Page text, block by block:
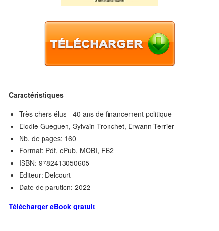
Caractéristiques
Très chers élus - 40 ans de financement politique
Elodie Gueguen, Sylvain Tronchet, Erwann Terrier
Nb. de pages: 160
Format: Pdf, ePub, MOBI, FB2
ISBN: 9782413050605
Editeur: Delcourt
Date de parution: 2022
Télécharger eBook gratuit